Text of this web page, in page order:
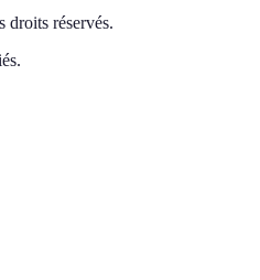
droits réservés.